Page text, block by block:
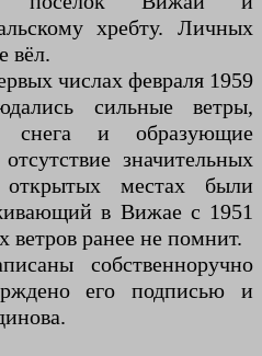
хребту. Личных
вёл.
числах февраля 1959
сильные ветры,
снега и образующие
значительных
местах были
в Вижае с 1951
ветров ранее не помнит.
собственноручно
его подписью и